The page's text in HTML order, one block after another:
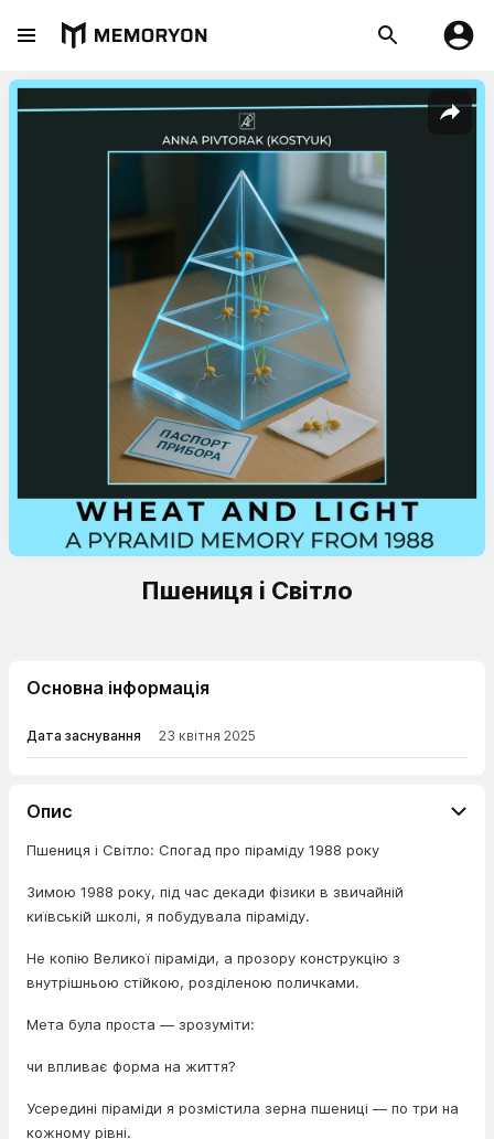
Пшениця і Світло
Основна інформація
Дата заснування 23 квітня 2025
Опис
Пшениця і Світло: Спогад про піраміду 1988 року
Зимою 1988 року, під час декади фізики в звичайній
київській школі, я побудувала піраміду.
Не копію Великої піраміди, а прозору конструкцію з
внутрішньою стійкою, розділеною поличками.
Мета була проста — зрозуміти:
чи впливає форма на життя?
Усередині піраміди я розмістила зерна пшениці — по три на
кожному рівні.